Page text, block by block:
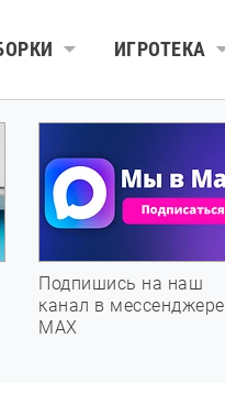
ИГРОТЕКА
Подпишись на наш
канал в мессенджере
МАХ